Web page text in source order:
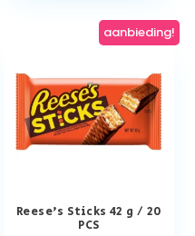
aanbieding!
Reese’s Sticks 42 g / 20
PCS